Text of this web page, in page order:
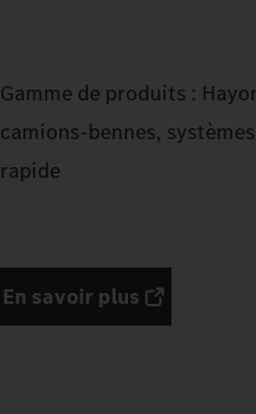
Gamme de produits :
camions-bennes,
rapide
En savoir plus